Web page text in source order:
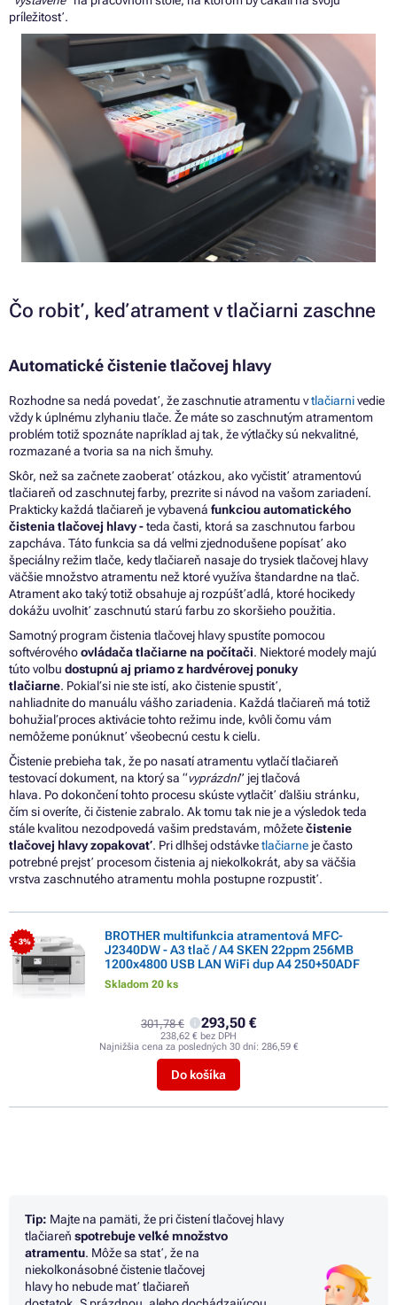
príležitosť.
Čo robiť, keď atrament vtlačiarni zaschne
Automatické čistenie tlačovej hlavy
Rozhodne sa nedá povedať, že zaschnutie atramentu vtlačiarnivedie
vždy k úplnému zlyhaniu tlače. Že máte so zaschnutým atramentom
problém totiž spoznáte napríklad aj tak, že výtlačky sú nekvalitné,
rozmazané a tvoria sa na nich šmuhy.
Skôr, než sa začnete zaoberať otázkou, ako vyčistiť atramentovú
tlačiareň od zaschnutej farby, prezrite si návod na vašom zariadení.
Prakticky každá tlačiareň je vybavená funkciou automatického
čistenia tlačovej hlavy -teda časti, ktorá sa zaschnutou farbou
zapcháva. Táto funkcia sa dá veľmi zjednodušene popísať ako
špeciálny režim tlače, kedy tlačiareň nasaje do trysiek tlačovej hlavy
väčšie množstvo atramentu než ktoré využíva štandardne na tlač.
Atrament ako taký totiž obsahuje aj rozpúšťadlá, ktoré hocikedy
dokážu uvoľniť zaschnutú starú farbu zo skoršieho použitia.
Samotný program čistenia tlačovej hlavy spustíte pomocou
softvérovéhoovládača tlačiarnenapočítači. Niektoré modely majú
túto voľbu dostupnúaj priamoz hardvérovej ponuky
tlačiarne. Pokiaľsi nie ste istí, ako čistenie spustiť,
nahliadnitedo manuálu vášho zariadenia. Každá tlačiareň má totiž
bohužiaľ proces aktivácie tohto režimu inde, kvôli čomu vám
nemôžeme ponúknuť všeobecnú cestu kcieľu.
Čistenie prebieha tak, že po nasatí atramentu vytlačí tlačiareň
testovací dokument, na ktorýsa “vyprázdni” jej tlačová
hlava. Podokončení tohto procesu skúste vytlačiť ďalšiu stránku,
čímsioveríte, či čistenie zabralo. Ak tomu tak nie jea výsledok teda
stále kvalitou nezodpovedá vašim predstavám, môžetečistenie
tlačovej hlavy zopakovať. Pri dlhšej odstávketlačiarne ječasto
potrebné prejsť procesom čistenia aj niekoľkokrát, abysa väčšia
vrstva zaschnutého atramentu mohla postupne rozpustiť.
- 3%
BROTHER multifunkcia atramentová MFC-
J2340DW - A3 tlač / A4 SKEN 22ppm 256MB
1200x4800 USB LAN WiFi dup A4 250+50ADF
Skladom 20 ks
301,78 € 293,50 €
238,62 € bez DPH
Najnižšia cena za posledných 30 dní: 286,59 €
Do košíka
Tip: Majte na pamäti, že pri čistení tlačovej hlavy
tlačiareň spotrebuje veľké množstvo
atramentu. Môžesa stať, že na
niekoľkonásobné čistenie tlačovej
hlavy ho nebude mať tlačiareň